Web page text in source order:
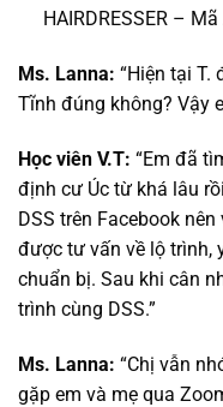
HAIRDRESSER –
Ms. Lanna: “Hiện tại T.
Tĩnh đúng không? Vậy
Học viên V.T: “Em đã
định cư Úc từ khá lâu
DSS trên Facebook
được tư vấn về lộ trình,
chuẩn bị. Sau khi cân
trình cùng DSS.”
Ms. Lanna: “Chị vẫn
gặp em và mẹ qua